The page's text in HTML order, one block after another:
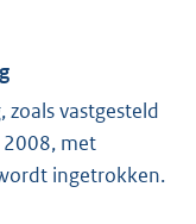
vastgesteld
2008, met
ingetrokken.